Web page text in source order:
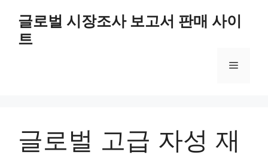
content
글로벌 시장조사 보고서 판매 사이
트
Menu
글로벌 고급 자성 재